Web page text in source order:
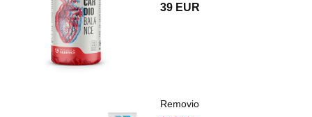
39 EUR
Removio